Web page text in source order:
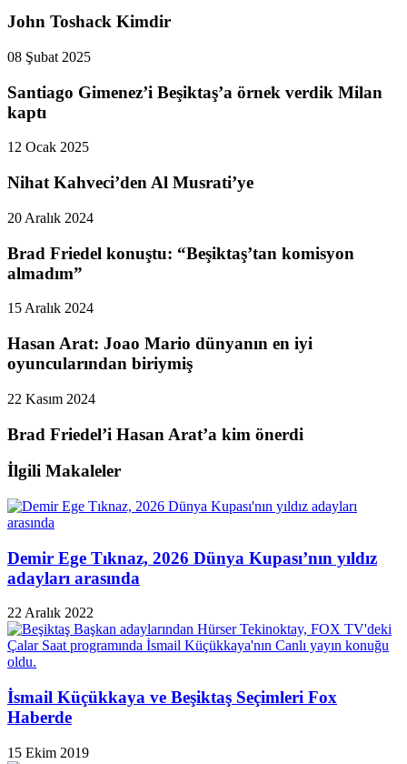
John Toshack Kimdir
08 Şubat 2025
Santiago Gimenez’i Beşiktaş’a örnek verdik Milan
kaptı
12 Ocak 2025
Nihat Kahveci’den Al Musrati’ye
20 Aralık 2024
Brad Friedel konuştu: “Beşiktaş’tan komisyon
almadım”
15 Aralık 2024
Hasan Arat: Joao Mario dünyanın en iyi
oyuncularından biriymiş
22 Kasım 2024
Brad Friedel’i Hasan Arat’a kim önerdi
İlgili Makaleler
Demir Ege Tıknaz, 2026 Dünya Kupası’nın yıldız
adayları arasında
22 Aralık 2022
İsmail Küçükkaya ve Beşiktaş Seçimleri Fox
Haberde
15 Ekim 2019